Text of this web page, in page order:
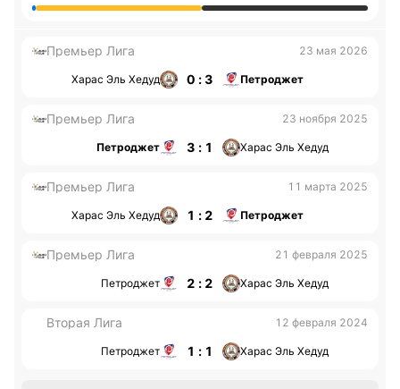
Премьер Лига 23 мая 2026
Харас Эль Хедуд 0 : 3 Петроджет
Премьер Лига 23 ноября 2025
Петроджет 3 : 1 Харас Эль Хедуд
Премьер Лига 11 марта 2025
Харас Эль Хедуд 1 : 2 Петроджет
Премьер Лига 21 февраля 2025
Петроджет 2 : 2 Харас Эль Хедуд
Вторая Лига 12 февраля 2024
Петроджет 1 : 1 Харас Эль Хедуд